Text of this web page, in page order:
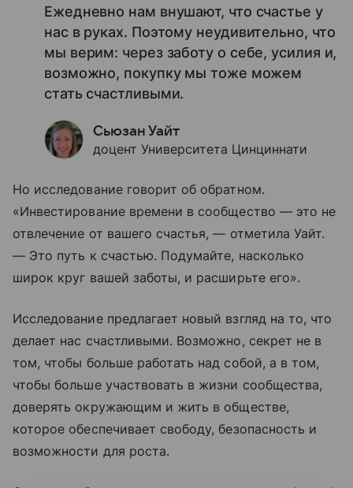
Ежедневно нам внушают, что счастье у
нас в руках. Поэтому неудивительно, что
мы верим: через заботу о себе, усилия и,
возможно, покупку мы тоже можем
стать счастливыми.
Сьюзан Уайт
доцент Университета Цинциннати
Но исследование говорит об обратном.
«Инвестирование времени в сообщество — это не
отвлечение от вашего счастья, — отметила Уайт.
— Это путь к счастью. Подумайте, насколько
широк круг вашей заботы, и расширьте его».
Исследование предлагает новый взгляд на то, что
делает нас счастливыми. Возможно, секрет не в
том, чтобы больше работать над собой, а в том,
чтобы больше участвовать в жизни сообщества,
доверять окружающим и жить в обществе,
которое обеспечивает свободу, безопасность и
возможности для роста.